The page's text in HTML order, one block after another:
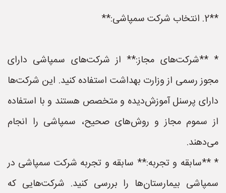
**2. انتخاب شرکت سمپاشی:**
* **شرکت‌های مجاز:** از شرکت‌های سمپاشی دارای
مجوز رسمی از وزارت بهداشت استفاده کنید. این شرکت‌ها
دارای پرسنل آموزش‌دیده و متخصص هستند و با استفاده
از سموم مجاز و روش‌های صحیح، سمپاشی را انجام
می‌دهند.
* **سابقه و تجربه:** سابقه و تجربه شرکت سمپاشی در
سمپاشی بیمارستان‌ها را بررسی کنید. شرکت‌هایی که